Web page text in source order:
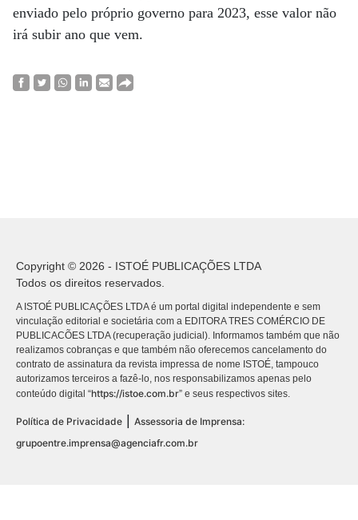
enviado pelo próprio governo para 2023, esse valor não
irá subir ano que vem.
Copyright © 2026 - ISTOÉ PUBLICAÇÕES LTDA
Todos os direitos reservados.
A ISTOÉ PUBLICAÇÕES LTDA é um portal digital independente e sem
vinculação editorial e societária com a EDITORA TRES COMÉRCIO DE
PUBLICACÕES LTDA (recuperação judicial). Informamos também que não
realizamos cobranças e que também não oferecemos cancelamento do
contrato de assinatura da revista impressa de nome ISTOÉ, tampouco
autorizamos terceiros a fazê-lo, nos responsabilizamos apenas pelo
conteúdo digital “https://istoe.com.br” e seus respectivos sites.
Política de Privacidade
Assessoria de Imprensa:
grupoentre.imprensa@agenciafr.com.br